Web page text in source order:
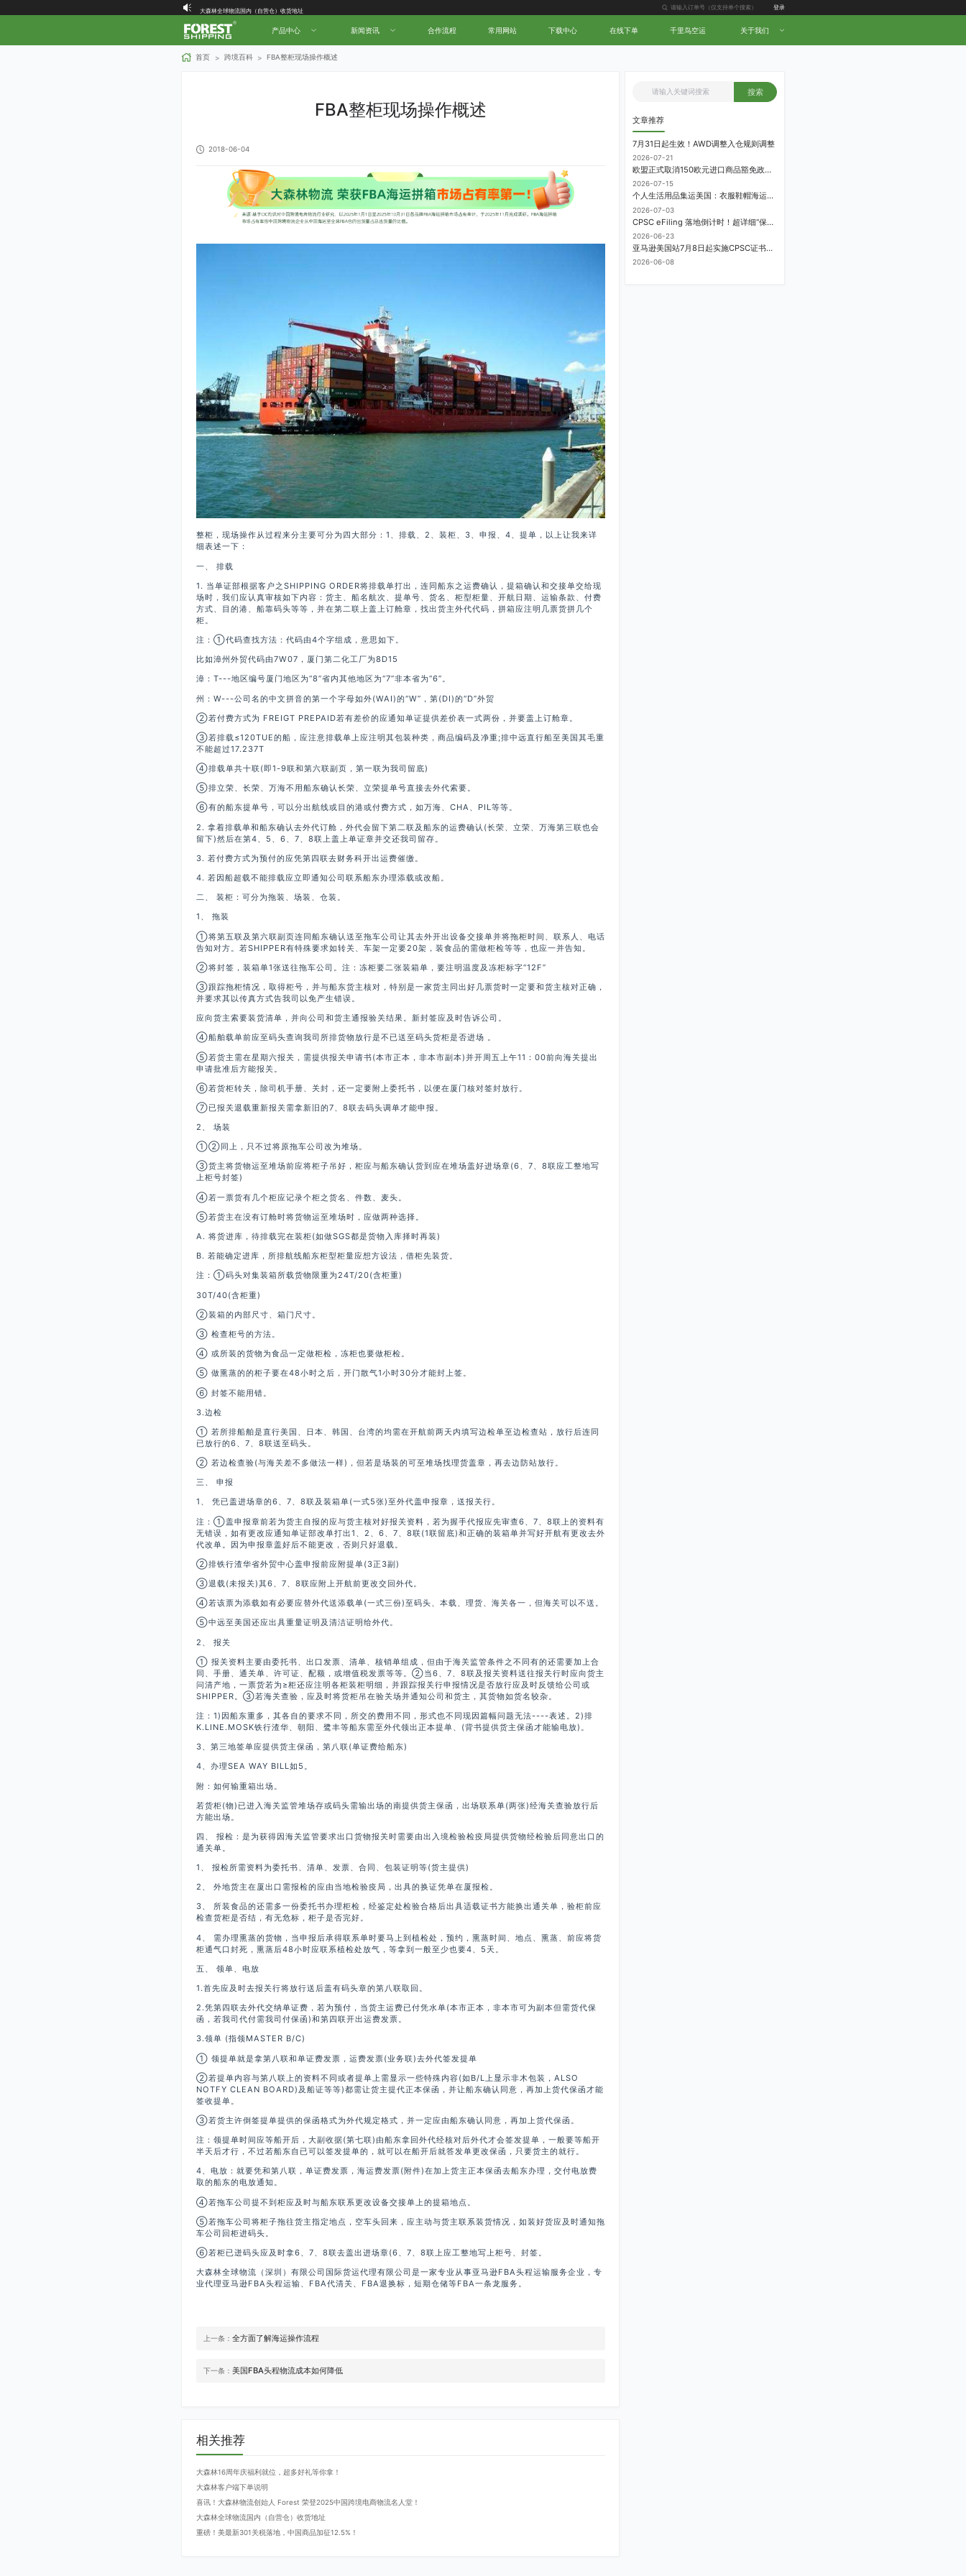
大森林全球物流国内（自营仓）收货地址
大森林16周年庆福利就位，超多好礼等你拿！
登录
产品中心 新闻资讯 合作流程 常用网站 下载中心 在线下单 千里鸟空运 关于我们
首页 > 跨境百科 > FBA整柜现场操作概述
FBA整柜现场操作概述
2018-06-04
整柜，现场操作从过程来分主要可分为四大部分：1、排载、2、装柜、3、申报、4、提单，以上让我来详
细表述一下：
一、 排载
1. 当单证部根据客户之SHIPPING ORDER将排载单打出，连同船东之运费确认，提箱确认和交接单交给现
场时，我们应认真审核如下内容：货主、船名航次、提单号、货名、柜型柜量、开航日期、运输条款、付费
方式、目的港、船靠码头等等，并在第二联上盖上订舱章，找出货主外代代码，拼箱应注明几票货拼几个
柜。
注：①代码查找方法：代码由4个字组成，意思如下。
比如漳州外贸代码由7W07，厦门第二化工厂为8D15
漳：T---地区编号厦门地区为“8”省内其他地区为“7”非本省为“6”。
州：W---公司名的中文拼音的第一个字母如外(WAI)的“W”，第(DI)的“D”外贸
②若付费方式为 FREIGT PREPAID若有差价的应通知单证提供差价表一式两份，并要盖上订舱章。
③若排载≤120TUE的船，应注意排载单上应注明其包装种类，商品编码及净重;排中远直行船至美国其毛重
不能超过17.237T
④排载单共十联(即1-9联和第六联副页，第一联为我司留底)
⑤排立荣、长荣、万海不用船东确认长荣、立荣提单号直接去外代索要。
⑥有的船东提单号，可以分出航线或目的港或付费方式，如万海、CHA、PIL等等。
2. 拿着排载单和船东确认去外代订舱，外代会留下第二联及船东的运费确认(长荣、立荣、万海第三联也会
留下)然后在第4、5、6、7、8联上盖上单证章并交还我司留存。
3. 若付费方式为预付的应凭第四联去财务科开出运费催缴。
4. 若因船超载不能排载应立即通知公司联系船东办理添载或改船。
二、 装柜：可分为拖装、场装、仓装。
1、 拖装
①将第五联及第六联副页连同船东确认送至拖车公司让其去外开出设备交接单并将拖柜时间、联系人、电话
告知对方。若SHIPPER有特殊要求如转关、车架一定要20架，装食品的需做柜检等等，也应一并告知。
②将封签，装箱单1张送往拖车公司。注：冻柜要二张装箱单，要注明温度及冻柜标字“12F”
③跟踪拖柜情况，取得柜号，并与船东货主核对，特别是一家货主同出好几票货时一定要和货主核对正确，
并要求其以传真方式告我司以免产生错误。
应向货主索要装货清单，并向公司和货主通报验关结果。新封签应及时告诉公司。
④船舶载单前应至码头查询我司所排货物放行是不已送至码头货柜是否进场 。
⑤若货主需在星期六报关，需提供报关申请书(本市正本，非本市副本)并开周五上午11：00前向海关提出
申请批准后方能报关。
⑥若货柜转关，除司机手册、关封，还一定要附上委托书，以便在厦门核对签封放行。
⑦已报关退载重新报关需拿新旧的7、8联去码头调单才能申报。
2、 场装
①②同上，只不过将原拖车公司改为堆场。
③货主将货物运至堆场前应将柜子吊好，柜应与船东确认货到应在堆场盖好进场章(6、7、8联应工整地写
上柜号封签)
④若一票货有几个柜应记录个柜之货名、件数、麦头。
⑤若货主在没有订舱时将货物运至堆场时，应做两种选择。
A. 将货进库，待排载完在装柜(如做SGS都是货物入库择时再装)
B. 若能确定进库，所排航线船东柜型柜量应想方设法，借柜先装货。
注：①码头对集装箱所载货物限重为24T/20(含柜重)
30T/40(含柜重)
②装箱的内部尺寸、箱门尺寸。
③ 检查柜号的方法。
④ 或所装的货物为食品一定做柜检，冻柜也要做柜检。
⑤ 做熏蒸的的柜子要在48小时之后，开门散气1小时30分才能封上签。
⑥ 封签不能用错。
3.边检
① 若所排船舶是直行美国、日本、韩国、台湾的均需在开航前两天内填写边检单至边检查站，放行后连同
已放行的6、7、8联送至码头。
② 若边检查验(与海关差不多做法一样)，但若是场装的可至堆场找理货盖章，再去边防站放行。
三、 申报
1、 凭已盖进场章的6、7、8联及装箱单(一式5张)至外代盖申报章，送报关行。
注：①盖申报章前若为货主自报的应与货主核对好报关资料，若为握手代报应先审查6、7、8联上的资料有
无错误，如有更改应通知单证部改单打出1、2、6、7、8联(1联留底)和正确的装箱单并写好开航有更改去外
代改单。因为申报章盖好后不能更改，否则只好退载。
②排铁行渣华省外贸中心盖申报前应附提单(3正3副)
③退载(未报关)其6、7、8联应附上开航前更改交回外代。
④若该票为添载如有必要应替外代送添载单(一式三份)至码头、本载、理货、海关各一，但海关可以不送。
⑤中远至美国还应出具重量证明及清洁证明给外代。
2、 报关
① 报关资料主要由委托书、出口发票、清单、核销单组成，但由于海关监管条件之不同有的还需要加上合
同、手册、通关单、许可证、配额，或增值税发票等等。②当6、7、8联及报关资料送往报关行时应向货主
问清产地，一票货若为≥柜还应注明各柜装柜明细，并跟踪报关行申报情况是否放行应及时反馈给公司或
SHIPPER。③若海关查验，应及时将货柜吊在验关场并通知公司和货主，其货物如货名较杂。
注：1)因船东重多，其各自的要求不同，所交的费用不同，形式也不同现因篇幅问题无法----表述。2)排
K.LINE.MOSK铁行渣华、朝阳、鹭丰等船东需至外代领出正本提单、(背书提供货主保函才能输电放)。
3、第三地签单应提供货主保函，第八联(单证费给船东)
4、办理SEA WAY BILL如5。
附：如何输重箱出场。
若货柜(物)已进入海关监管堆场存或码头需输出场的南提供货主保函，出场联系单(两张)经海关查验放行后
方能出场。
四、 报检：是为获得因海关监管要求出口货物报关时需要由出入境检验检疫局提供货物经检验后同意出口的
通关单。
1、 报检所需资料为委托书、清单、发票、合同、包装证明等(货主提供)
2、 外地货主在厦出口需报检的应由当地检验疫局，出具的换证凭单在厦报检。
3、 所装食品的还需多一份委托书办理柜检，经鉴定处检验合格后出具适载证书方能换出通关单，验柜前应
检查货柜是否结，有无危标，柜子是否完好。
4、 需办理熏蒸的货物，当申报后承得联系单时要马上到植检处，预约，熏蒸时间、地点、熏蒸、前应将货
柜通气口封死，熏蒸后48小时应联系植检处放气，等拿到一般至少也要4、5天。
五、 领单、电放
1.首先应及时去报关行将放行送后盖有码头章的第八联取回。
2.凭第四联去外代交纳单证费，若为预付，当货主运费已付凭水单(本市正本，非本市可为副本但需货代保
函，若我司代付需我司付保函)和第四联开出运费发票。
3.领单 (指领MASTER B/C)
① 领提单就是拿第八联和单证费发票，运费发票(业务联)去外代签发提单
②若提单内容与第八联上的资料不同或者提单上需显示一些特殊内容(如B/L上显示非木包装，ALSO
NOTFY CLEAN BOARD)及船证等等)都需让货主提代正本保函，并让船东确认同意，再加上货代保函才能
签收提单。
③若货主许倒签提单提供的保函格式为外代规定格式，并一定应由船东确认同意，再加上货代保函。
注：领提单时间应等船开后，大副收据(第七联)由船东拿回外代经核对后外代才会签发提单，一般要等船开
半天后才行，不过若船东自已可以签发提单的，就可以在船开后就答发单更改保函，只要货主的就行。
4、电放：就要凭和第八联，单证费发票，海运费发票(附件)在加上货主正本保函去船东办理，交付电放费
取的船东的电放通知。
④若拖车公司提不到柜应及时与船东联系更改设备交接单上的提箱地点。
⑤若拖车公司将柜子拖往货主指定地点，空车头回来，应主动与货主联系装货情况，如装好货应及时通知拖
车公司回柜进码头。
⑥若柜已迸码头应及时拿6、7、8联去盖出进场章(6、7、8联上应工整地写上柜号、封签。
大森林全球物流（深圳）有限公司国际货运代理有限公司是一家专业从事亚马逊FBA头程运输服务企业，专
业代理亚马逊FBA头程运输、FBA代清关、FBA退换标，短期仓储等FBA一条龙服务。
上一条：全方面了解海运操作流程
下一条：美国FBA头程物流成本如何降低
相关推荐
大森林16周年庆福利就位，超多好礼等你拿！
大森林客户端下单说明
喜讯！大森林物流创始人 Forest 荣登2025中国跨境电商物流名人堂！
大森林全球物流国内（自营仓）收货地址
重磅！美最新301关税落地，中国商品加征12.5%！
搜索
文章推荐
7月31日起生效！AWD调整入仓规则调整
2026-07-21
欧盟正式取消150欧元进口商品豁免政策，每件加征3欧元进口关税
2026-07-15
个人生活用品集运美国：衣服鞋帽海运计费方式
2026-07-03
CPSC eFiling 落地倒计时！超详细“保姆级”实操指南来了！
2026-06-23
亚马逊美国站7月8日起实施CPSC证书电子申报要求，FBA受管制商品需提前申报
2026-06-08